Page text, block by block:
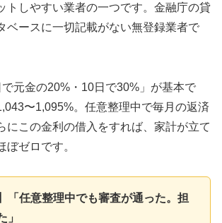
トしやすい業者の一つです。金融庁の貸
ベースに一切記載がない無登録業者で
元金の20%・10日で30%」が基本で
〜1,095%。任意整理中で毎月の返済
にこの金利の借入をすれば、家計が立て
ぼゼロです。
「任意整理中でも審査が通った。担
」